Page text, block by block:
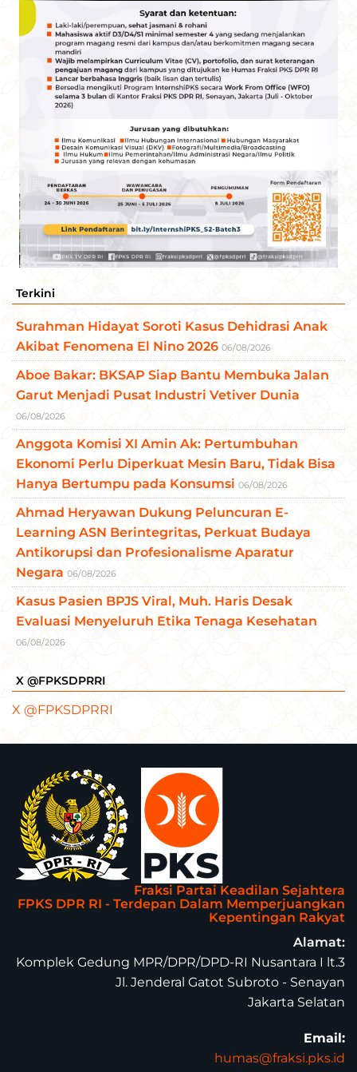
Terkini
Surahman Hidayat Soroti Kasus Dehidrasi Anak
Akibat Fenomena El Nino 2026 06/08/2026
Aboe Bakar: BKSAP Siap Bantu Membuka Jalan
Garut Menjadi Pusat Industri Vetiver Dunia
06/08/2026
Anggota Komisi XI Amin Ak: Pertumbuhan
Ekonomi Perlu Diperkuat Mesin Baru, Tidak Bisa
Hanya Bertumpu pada Konsumsi 06/08/2026
Ahmad Heryawan Dukung Peluncuran E-
Learning ASN Berintegritas, Perkuat Budaya
Antikorupsi dan Profesionalisme Aparatur
Negara 06/08/2026
Kasus Pasien BPJS Viral, Muh. Haris Desak
Evaluasi Menyeluruh Etika Tenaga Kesehatan
06/08/2026
X @FPKSDPRRI
X @FPKSDPRRI
Fraksi Partai Keadilan Sejahtera
FPKS DPR RI - Terdepan Dalam Memperjuangkan
Kepentingan Rakyat
Alamat:
Komplek Gedung MPR/DPR/DPD-RI Nusantara I lt.3
Jl. Jenderal Gatot Subroto - Senayan
Jakarta Selatan
Email:
humas@fraksi.pks.id